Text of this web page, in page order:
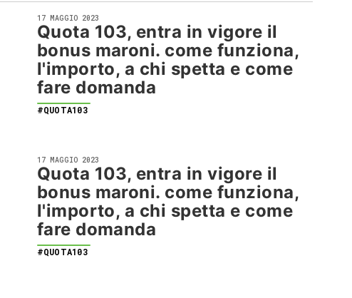
17 MAGGIO 2023
Quota 103, entra in vigore il
bonus maroni. come funziona,
l'importo, a chi spetta e come
fare domanda
#QUOTA103
17 MAGGIO 2023
Quota 103, entra in vigore il
bonus maroni. come funziona,
l'importo, a chi spetta e come
fare domanda
#QUOTA103